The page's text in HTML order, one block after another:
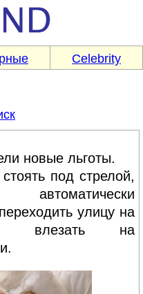
Celebrity
новые льготы.
под стрелой,
улицу на
влезать на